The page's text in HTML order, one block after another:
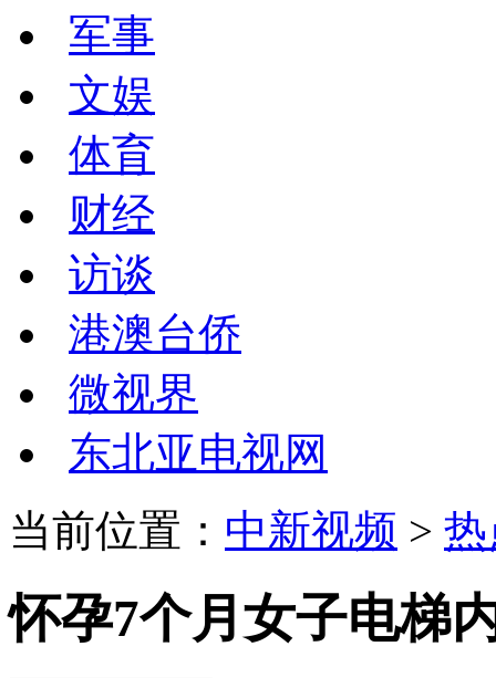
军事
文娱
体育
财经
访谈
港澳台侨
微视界
东北亚电视网
当前位置： 中新视频 >
怀孕7个月女子电梯